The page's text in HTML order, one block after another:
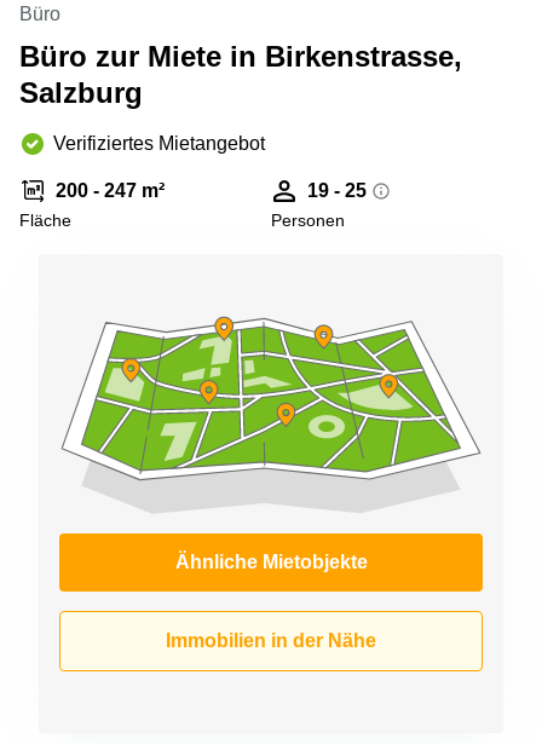
mieten
Linz
Sandner-
Büro
Büro zur Miete in Birkenstrasse,
Salzburg
Verifiziertes Mietangebot
200 - 247 m²
Fläche
19 - 25
Personen
Ähnliche Mietobjekte
Immobilien in der Nähe